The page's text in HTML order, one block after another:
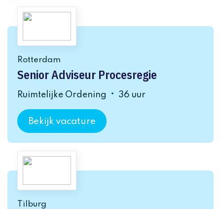
Rotterdam
Senior Adviseur Procesregie
Ruimtelijke Ordening 36 uur
Bekijk vacature
Tilburg